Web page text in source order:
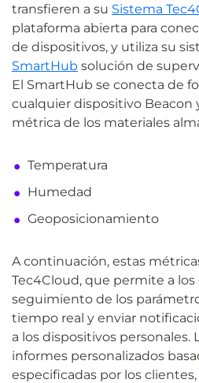
transfieren a su Sistema
plataforma abierta para
de dispositivos, y utiliza su
SmartHub solución de
El SmartHub se conecta de
cualquier dispositivo Beacon
métrica de los materiales
Temperatura
Humedad
Geoposicionamiento
A continuación, estas
Tec4Cloud, que permite a
seguimiento de los
tiempo real y enviar
a los dispositivos personales.
informes personalizados
especificadas por los